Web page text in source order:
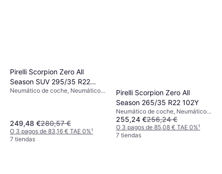
Pirelli Scorpion Zero All
Season SUV 295/35 R22
108Y XL
Neumático de coche, Neumáticos
km/h)
249,48 €280,57 €
O 3 pagos de 83,16 € TAE 0%¹
7 tiendas
Pirelli Scorpion Zero All
Season 265/35 R22 102Y
Neumático de coche, Neumáticos
de verano, Neumáticos para todas
las estaciones, No, Vehículo
Utilitario Deportivo, Perfil 35 %,
255,24 €256,24 €
O 3 pagos de 85,08 € TAE 0%¹
7 tiendas